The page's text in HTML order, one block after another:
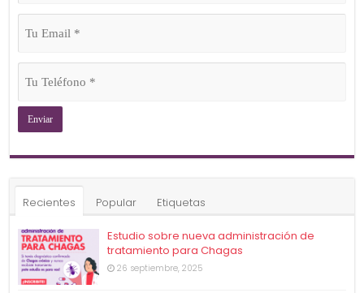
Email
Teléfono
Recientes Popular Etiquetas
Estudio sobre nueva administración de
tratamiento para Chagas
26 septiembre, 2025